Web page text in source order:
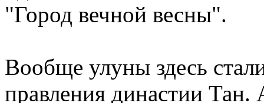
"Город вечной весны".
Вообще улуны здесь
правления династии Тан.